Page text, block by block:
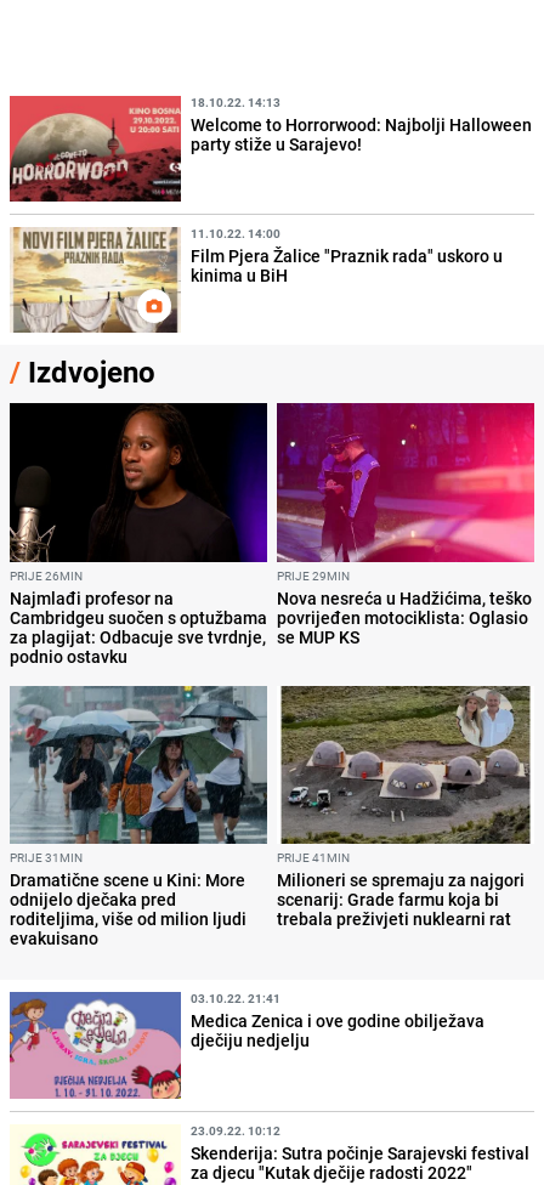
18.10.22. 14:13
Welcome to Horrorwood: Najbolji Halloween
party stiže u Sarajevo!
11.10.22. 14:00
Film Pjera Žalice "Praznik rada" uskoro u
kinima u BiH
/ Izdvojeno
PRIJE 26MIN
Najmlađi profesor na
Cambridgeu suočen s optužbama
za plagijat: Odbacuje sve tvrdnje,
podnio ostavku
PRIJE 29MIN
Nova nesreća u Hadžićima, teško
povrijeđen motociklista: Oglasio
se MUP KS
PRIJE 31MIN
Dramatične scene u Kini: More
odnijelo dječaka pred
roditeljima, više od milion ljudi
evakuisano
PRIJE 41MIN
Milioneri se spremaju za najgori
scenarij: Grade farmu koja bi
trebala preživjeti nuklearni rat
03.10.22. 21:41
Medica Zenica i ove godine obilježava
dječiju nedjelju
23.09.22. 10:12
Skenderija: Sutra počinje Sarajevski festival
za djecu "Kutak dječije radosti 2022"